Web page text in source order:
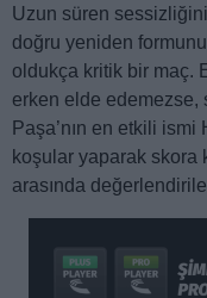
Uzun süren
doğru yeniden
oldukça kritik bir maç.
erken elde edemezse,
Paşa’nın en etkili
koşular yaparak skora
arasında